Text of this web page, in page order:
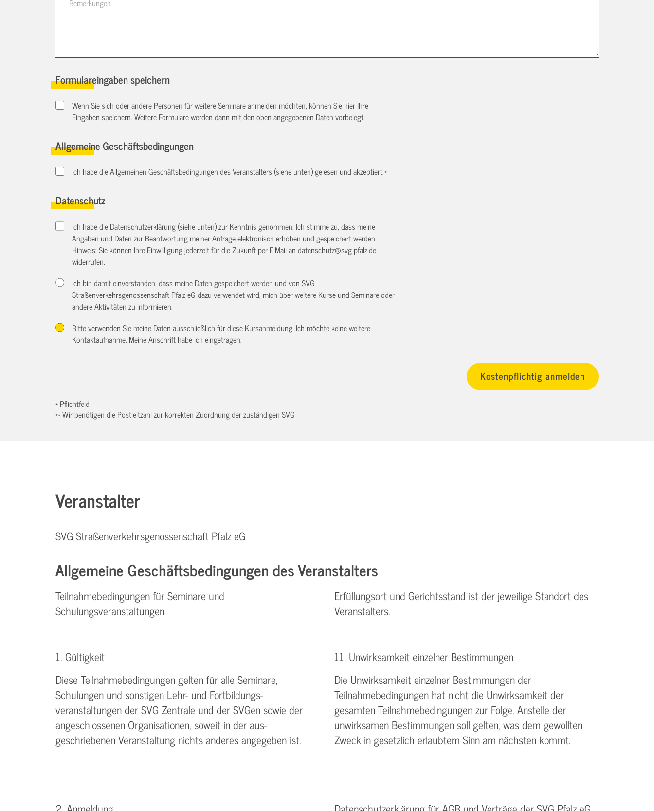
Formulareingaben speichern
Wenn Sie sich oder andere Personen für weitere Seminare anmelden möchten, können Sie hier Ihre
Eingaben speichern. Weitere Formulare werden dann mit den oben angegebenen Daten vorbelegt.
Allgemeine Geschäftsbedingungen
Ich habe die Allgemeinen Geschäftsbedingungen des Veranstalters (siehe unten) gelesen und akzeptiert.*
Datenschutz
Ich habe die Datenschutzerklärung (siehe unten) zur Kenntnis genommen. Ich stimme zu, dass meine
Angaben und Daten zur Beantwortung meiner Anfrage elektronisch erhoben und gespeichert werden.
Hinweis: Sie können Ihre Einwilligung jederzeit für die Zukunft per E-Mail andatenschutz@svg-pfalz.de
widerrufen.
Ich bin damit einverstanden, dass meine Daten gespeichert werden und von SVG
Straßenverkehrsgenossenschaft Pfalz eG dazu verwendet wird, mich über weitere Kurse und Seminare oder
andere Aktivitäten zu informieren.
Bitte verwenden Sie meine Daten ausschließlich für diese Kursanmeldung. Ich möchte keine weitere
Kontaktaufnahme. Meine Anschrift habe ich eingetragen.
* Pflichtfeld
** Wir benötigen die Postleitzahl zur korrekten Zuordnung der zuständigen SVG
Veranstalter
SVG Straßenverkehrsgenossenschaft Pfalz eG
Allgemeine Geschäftsbedingungen des Veranstalters
Teilnahmebedingungen für Seminare und
Schulungsveranstaltungen
1. Gültigkeit
Diese Teilnahmebedingungen gelten für alle Seminare,
Schulungen und sonstigen Lehr- und Fortbildungs-
veranstaltungen der SVG Zentrale und der SVGen sowie der
angeschlossenen Organisationen, soweit in der aus-
geschriebenen Veranstaltung nichts anderes angegeben ist.
Erfüllungsort und Gerichtsstand ist der jeweilige Standort des
Veranstalters.
11. Unwirksamkeit einzelner Bestimmungen
Die Unwirksamkeit einzelner Bestimmungen der
Teilnahmebedingungen hat nicht die Unwirksamkeit der
gesamten Teilnahmebedingungen zur Folge. Anstelle der
unwirksamen Bestimmungen soll gelten, was dem gewollten
Zweck in gesetzlich erlaubtem Sinn am nächsten kommt.